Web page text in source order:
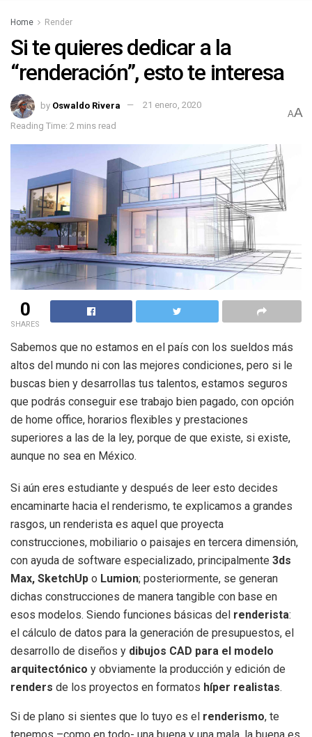
Home Render
Si te quieres dedicar a la
“renderación”, esto te interesa
by Oswaldo Rivera
21 enero, 2020
Reading Time: 2 mins read
AA
0
SHARES
Sabemos que no estamos en el país con los sueldos más
altos del mundo ni con las mejores condiciones, pero si le
buscas bien y desarrollas tus talentos, estamos seguros
que podrás conseguir ese trabajo bien pagado, con opción
de home office, horarios flexibles y prestaciones
superiores a las de la ley, porque de que existe, si existe,
aunque no sea en México.
Si aún eres estudiante y después de leer esto decides
encaminarte hacia el renderismo, te explicamos a grandes
rasgos, un renderista es aquel que proyecta
construcciones, mobiliario o paisajes en tercera dimensión,
con ayuda de software especializado, principalmente 3ds
Max, SketchUp o Lumion; posteriormente, se generan
dichas construcciones de manera tangible con base en
esos modelos. Siendo funciones básicas del renderista:
el cálculo de datos para la generación de presupuestos, el
desarrollo de diseños y dibujos CAD para el modelo
arquitectónico y obviamente la producción y edición de
renders de los proyectos en formatos híper realistas.
Si de plano si sientes que lo tuyo es el renderismo, te
tenemos –como en todo- una buena y una mala, la buena es